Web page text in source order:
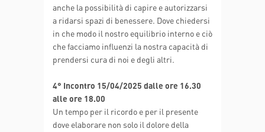
anche la possibilità di capire e autorizzarsi
a ridarsi spazi di benessere. Dove chiedersi
in che modo il nostro equilibrio interno e ciò
che facciamo influenzi la nostra capacità di
prendersi cura di noi e degli altri.
4° Incontro 15/04/2025 dalle ore 16.30
alle ore 18.00
Un tempo per il ricordo e per il presente
dove elaborare non solo il dolore della